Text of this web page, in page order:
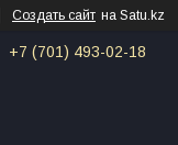
Создать сайт на Satu.kz
+7 (701) 493-02-18